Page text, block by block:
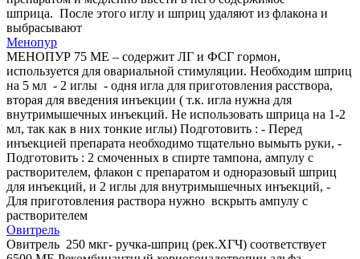
шприца. После этого иглу и шприц удаляют из флакона и
выбрасывают
Менопур
МЕНОПУР 75 МЕ – содержит ЛГ и ФСГ гормон,
используется для овариальной стимуляции. Необходим шприц
на 5 мл - 2 иглы - одня игла для приготовления расствора,
вторая для введения инъекции ( т.к. игла нужна для
внутримышечных инъекций. Не использовать шприца на 1-2
мл, так как в них тонкие иглы) Подготовить : - Перед
инъекцией препарата необходимо тщательно вымыть руки, -
Подготовить : 2 смоченных в спирте тампона, ампулу с
растворителем, флакон с препаратом и одноразовый шприц
для инъекций, и 2 иглы для внутримышечных инъекций, -
Для приготовления раствора нужно вскрыть ампулу с
растворителем
Овитрель
Овитрель 250 мкг- ручка-шприц (рек.ХГЧ) соответствует